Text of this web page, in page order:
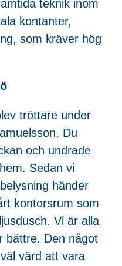
teknik inom
kontanter,
som kräver hög
tröttare under
Du
och undrade
Sedan vi
händer
kontorsrum som
Vi är alla
bättre. Den något
värd att vara